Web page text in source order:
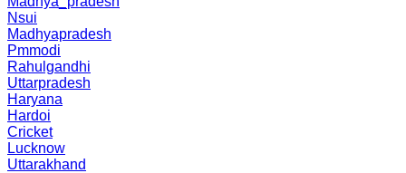
Nsui
Madhyapradesh
Pmmodi
Rahulgandhi
Uttarpradesh
Haryana
Hardoi
Cricket
Lucknow
Uttarakhand